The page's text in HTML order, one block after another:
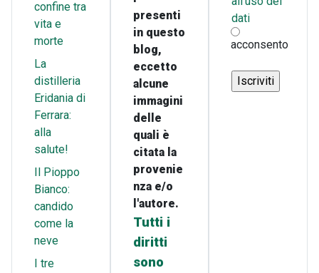
confine tra
vita e
morte
La
distilleria
Eridania di
Ferrara:
alla
salute!
Il Pioppo
Bianco:
candido
come la
neve
I tre
presenti
in questo
blog,
eccetto
alcune
immagini
delle
quali è
citata la
provenie
nza e/o
l'autore.
Tutti i
diritti
sono
dati
acconsento